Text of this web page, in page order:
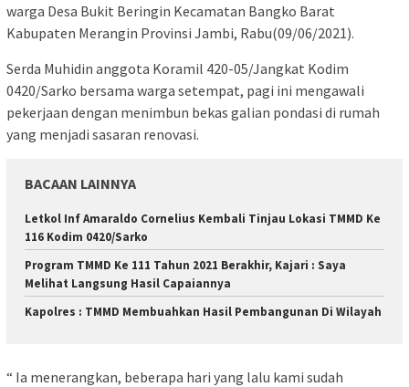
warga Desa Bukit Beringin Kecamatan Bangko Barat
Kabupaten Merangin Provinsi Jambi, Rabu(09/06/2021).
Serda Muhidin anggota Koramil 420-05/Jangkat Kodim
0420/Sarko bersama warga setempat, pagi ini mengawali
pekerjaan dengan menimbun bekas galian pondasi di rumah
yang menjadi sasaran renovasi.
BACAAN LAINNYA
Letkol Inf Amaraldo Cornelius Kembali Tinjau Lokasi TMMD Ke
116 Kodim 0420/Sarko
Program TMMD Ke 111 Tahun 2021 Berakhir, Kajari : Saya
Melihat Langsung Hasil Capaiannya
Kapolres : TMMD Membuahkan Hasil Pembangunan Di Wilayah
“ Ia menerangkan, beberapa hari yang lalu kami sudah